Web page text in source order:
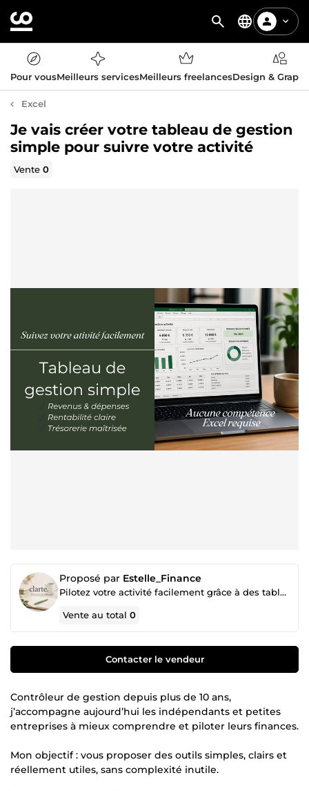
Pour vousMeilleurs servicesMeilleurs freelancesDesign &
Excel
Je vais créer votre tableau de gestion
simple pour suivre votre activité
Vente0
Proposé par Estelle_Finance
Pilotez votre activité facilement grâce à des tableaux de gestion simples et efficaces
Vente au total0
Contacter le vendeur
Contrôleur de gestion depuis plus de 10 ans,
j’accompagne aujourd’hui les indépendants et petites
entreprises à mieux comprendre et piloter leurs finances.
Mon objectif : vous proposer des outils simples, clairs et
réellement utiles, sans complexité inutile.